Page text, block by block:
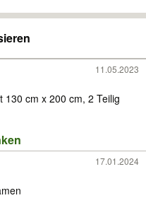
11.05.2023
130 cm x 200 cm, 2 Teilig
17.01.2024